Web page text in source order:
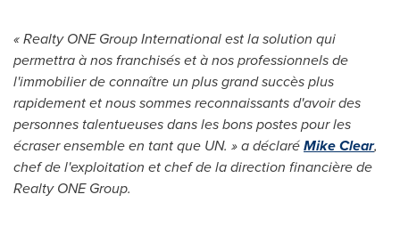
« Realty ONE Group International est la solution qui
permettra à nos franchisés et à nos professionnels de
l'immobilier de connaître un plus grand succès plus
rapidement et nous sommes reconnaissants d'avoir des
personnes talentueuses dans les bons postes pour les
écraser ensemble en tant que UN. » a déclaréMike Clear,
chef de l'exploitation et chef de la direction financière de
Realty ONE Group.